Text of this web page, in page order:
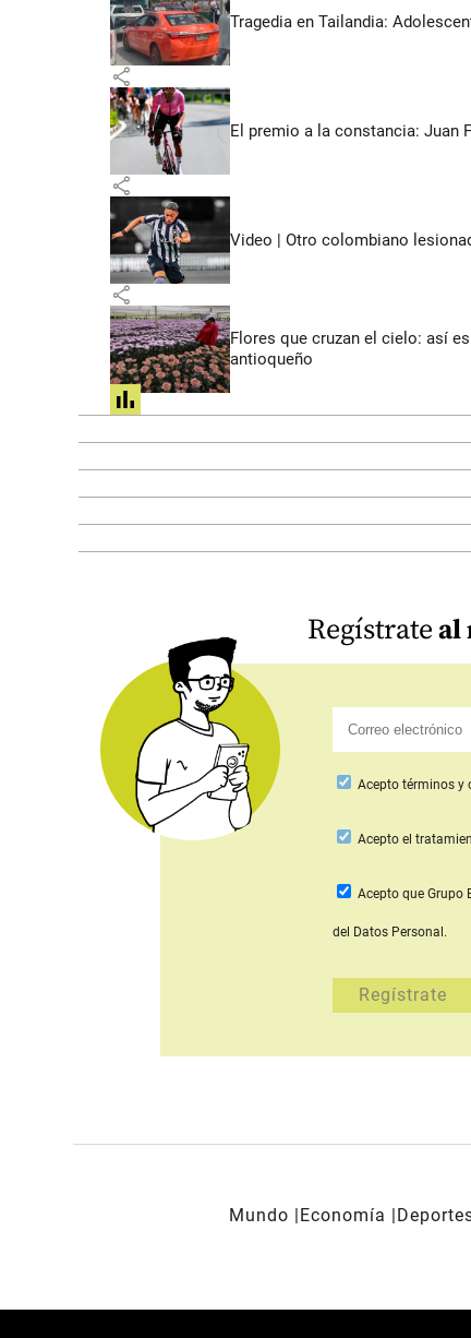
Tragedia en Tailandia:
share
El premio a la constancia: Juan
share
Video | Otro colombiano
share
Flores que cruzan el cielo: así
antioqueño
share
Regístrateal
Acepto términos y
Aceptoel
Acepto que Grupo
del Datos Personal.
Mundo Economía